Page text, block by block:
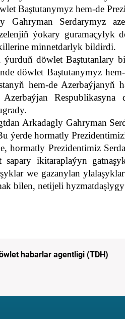
Baştutanymyz hem-de
Gahryman Serdarymyz
ýokary guramaçylyk
minnetdarlyk bildirdi.
ýurduň döwlet Baştutanlary
döwlet Baştutanymyz
hem-de
Azerbaýjan
Arkadagly Gahryman
ýerde hormatly
hormatly Prezidentimiz
sapary ikitaraplaýyn
we gazanylan
bilen, netijeli
habarlar agentligi (TDH)